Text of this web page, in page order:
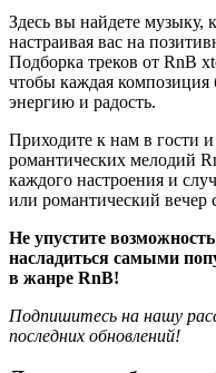
Здесь вы найдете музыку,
настраивая вас на
Подборка треков от RnB
чтобы каждая
энергию и радость.
Приходите к нам в гости
романтических мелодий
каждого настроения и
или романтический вечер
Не упустите
насладиться самыми
в жанре RnB!
Подпишитесь на нашу
последних обновлений!